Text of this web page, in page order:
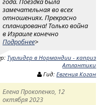
замечательная во всех
отношениях. Прекрасно
спланирована! Только война
в Израиле конечно
Подробнее>
Турлидер в Нормандии - каприз
Атлантики
Гид:Евгения Коган
Елена Прокопенко, 12
октября 2023